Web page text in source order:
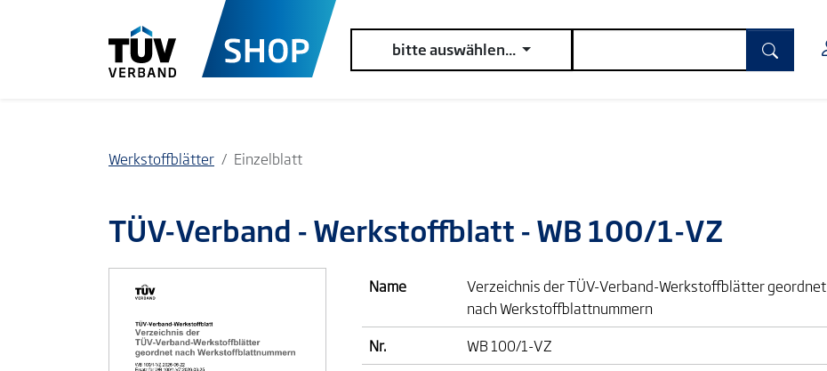
bitte auswählen...
Werkstoffblätter Einzelblatt
TÜV-Verband - Werkstoffblatt - WB 100/1-VZ
Name
Verzeichnis der TÜV-Verband-Werkstoffblätter geordnet
nach Werkstoffblattnummern
Nr.
WB 100/1-VZ